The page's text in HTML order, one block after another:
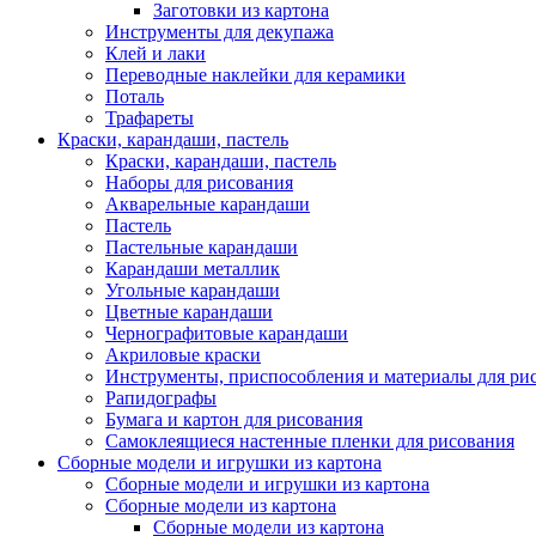
Заготовки из картона
Инструменты для декупажа
Клей и лаки
Переводные наклейки для керамики
Поталь
Трафареты
Краски, карандаши, пастель
Краски, карандаши, пастель
Наборы для рисования
Акварельные карандаши
Пастель
Пастельные карандаши
Карандаши металлик
Угольные карандаши
Цветные карандаши
Чернографитовые карандаши
Акриловые краски
Инструменты, приспособления и материалы для
Рапидографы
Бумага и картон для рисования
Самоклеящиеся настенные пленки для рисования
Сборные модели и игрушки из картона
Сборные модели и игрушки из картона
Сборные модели из картона
Сборные модели из картона